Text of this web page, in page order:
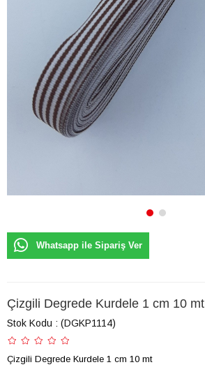
Whatsapp ile Sipariş Ver
Çizgili Degrede Kurdele 1 cm 10 mt
Stok Kodu (DGKP1114)
Çizgili Degrede Kurdele 1 cm 10 mt